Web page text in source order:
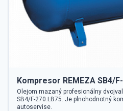
Kompresor REMEZA SB4/
Olejom mazaný profesionálny
SB4/F-270.LB75. Je plnohodnotný
autoservise.